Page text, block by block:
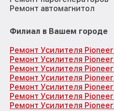
Ремонт автомагнитол
Филиал в Вашем городе
Ремонт Усилителя
Ремонт Усилителя
Ремонт Усилителя
Ремонт Усилителя
Ремонт Усилителя
Ремонт Усилителя
Ремонт Усилителя